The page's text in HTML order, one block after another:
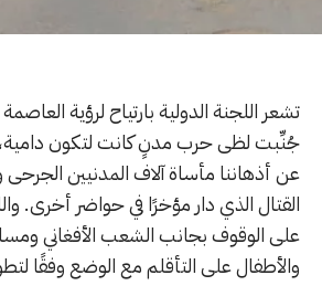
تشعر اللجنة الدولية بارتياح لرؤية
جُنِّبت لظى حرب مدنٍ كانت لتكون
عن أذهاننا مأساة آلاف المدنيين
القتال الذي دار مؤخرًا في حواضر أخرى.
على الوقوف بجانب الشعب الأفغاني
والأطفال على التأقلم مع الوضع وفقًا